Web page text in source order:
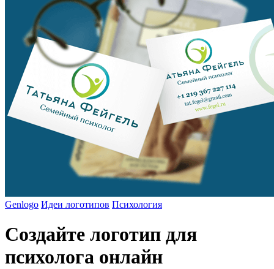
Genlogo Идеи логотипов Психология
Создайте логотип для
психолога онлайн